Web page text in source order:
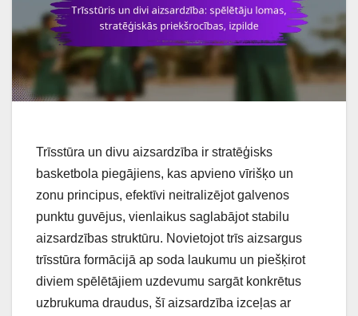
Trīsstūra un divu aizsardzība ir stratēģisks
basketbola piegājiens, kas apvieno vīrišķo un
zonu principus, efektīvi neitralizējot galvenos
punktu guvējus, vienlaikus saglabājot stabilu
aizsardzības struktūru. Novietojot trīs aizsargus
trīsstūra formācijā ap soda laukumu un piešķirot
diviem spēlētājiem uzdevumu sargāt konkrētus
uzbrukuma draudus, šī aizsardzība izceļas ar